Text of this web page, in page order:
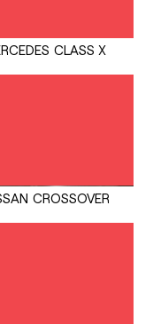
CLASS X
CROSSOVER